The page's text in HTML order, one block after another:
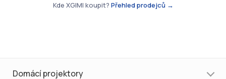
Kde XGIMI koupit? Přehled prodejců →
Domácí projektory